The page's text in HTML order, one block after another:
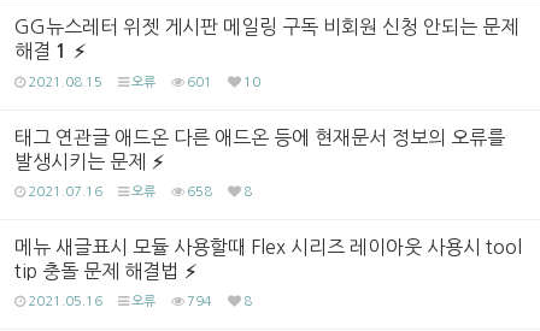
GG뉴스레터 위젯 게시판 메일링 구독 비회원 신청 안되는 문제
해결 1
2021.08.15 오류 601 10
태그 연관글 애드온 다른 애드온 등에 현재문서 정보의 오류를
발생시키는 문제
2021.07.16 오류 658 8
메뉴 새글표시 모듈 사용할때 Flex 시리즈 레이아웃 사용시 tool
tip 충돌 문제 해결법
2021.05.16 오류 794 8